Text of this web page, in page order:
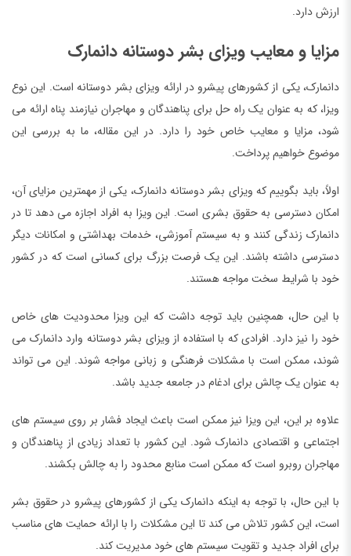
ارزش دارد.
مزایا و معایب ویزای بشر دوستانه دانمارک
دانمارک، یکی از کشورهای پیشرو در ارائه ویزای بشر دوستانه است. این نوع
ویزا، که به عنوان یک راه حل برای پناهندگان و مهاجران نیازمند پناه ارائه می
شود، مزایا و معایب خاص خود را دارد. در این مقاله، ما به بررسی این
موضوع خواهیم پرداخت.
اولاً، باید بگوییم که ویزای بشر دوستانه دانمارک، یکی از مهمترین مزایای آن،
امکان دسترسی به حقوق بشری است. این ویزا به افراد اجازه می دهد تا در
دانمارک زندگی کنند و به سیستم آموزشی، خدمات بهداشتی و امکانات دیگر
دسترسی داشته باشند. این یک فرصت بزرگ برای کسانی است که در کشور
خود با شرایط سخت مواجه هستند.
با این حال، همچنین باید توجه داشت که این ویزا محدودیت های خاص
خود را نیز دارد. افرادی که با استفاده از ویزای بشر دوستانه وارد دانمارک می
شوند، ممکن است با مشکلات فرهنگی و زبانی مواجه شوند. این می تواند
به عنوان یک چالش برای ادغام در جامعه جدید باشد.
علاوه بر این، این ویزا نیز ممکن است باعث ایجاد فشار بر روی سیستم های
اجتماعی و اقتصادی دانمارک شود. این کشور با تعداد زیادی از پناهندگان و
مهاجران روبرو است که ممکن است منابع محدود را به چالش بکشند.
با این حال، با توجه به اینکه دانمارک یکی از کشورهای پیشرو در حقوق بشر
است، این کشور تلاش می کند تا این مشکلات را با ارائه حمایت های مناسب
برای افراد جدید و تقویت سیستم های خود مدیریت کند.